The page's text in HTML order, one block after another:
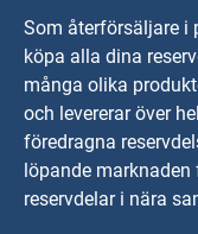
Som återförsäljare i
köpa alla dina
många olika
och levererar över
föredragna
löpande
reservdelar i nära